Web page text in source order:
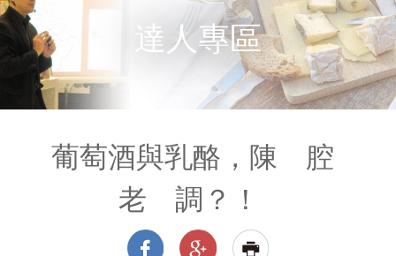
達人專區
葡萄酒與乳酪，陳 腔
老 調？！